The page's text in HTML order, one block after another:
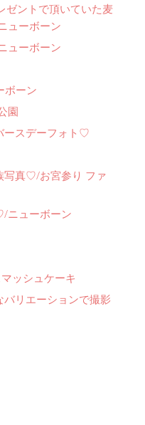
ゼントで頂いていた麦
ューボーン
ューボーン
ボーン
園
ースデーフォト♡
写真♡/お宮参り ファ
ニューボーン
ッシュケーキ
リエーションで撮影